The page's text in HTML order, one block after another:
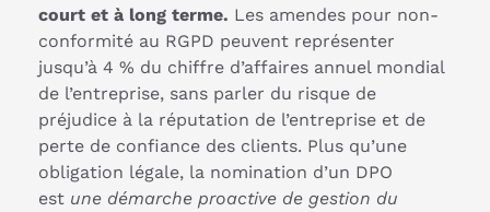
court et à long terme. Les amendes pour non-
conformité au RGPD peuvent représenter
jusqu’à 4 % du chiffre d’affaires annuel mondial
de l’entreprise, sans parler du risque de
préjudice à la réputation de l’entreprise et de
perte de confiance des clients. Plus qu’une
obligation légale, la nomination d’un DPO
est une démarche proactive de gestion du